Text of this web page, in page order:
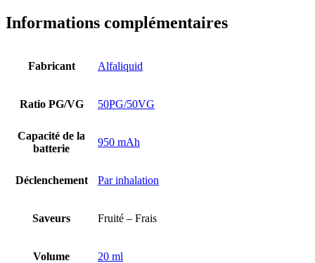
Informations complémentaires
Fabricant Alfaliquid
Ratio PG/VG 50PG/50VG
Capacité de la
batterie
950 mAh
Déclenchement Par inhalation
Saveurs Fruité – Frais
Volume 20 ml